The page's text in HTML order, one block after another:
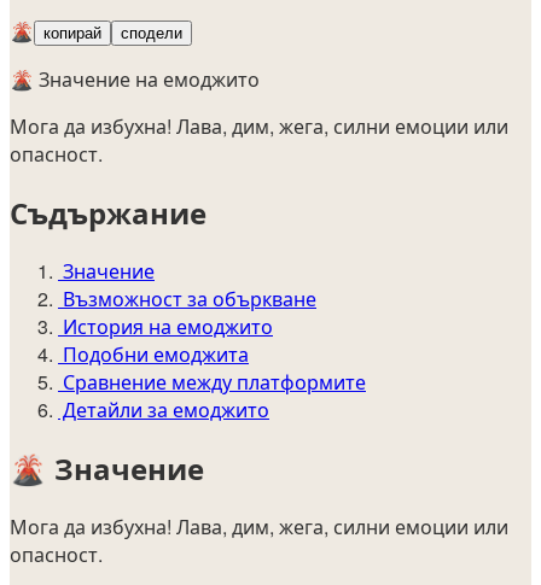
🌋
копирай сподели
🌋 Значение на емоджито
Мога да избухна! Лава, дим, жега, силни емоции или
опасност.
Съдържание
Значение
Възможност за объркване
История на емоджито
Подобни емоджита
Сравнение между платформите
Детайли за емоджито
🌋 Значение
Мога да избухна! Лава, дим, жега, силни емоции или
опасност.